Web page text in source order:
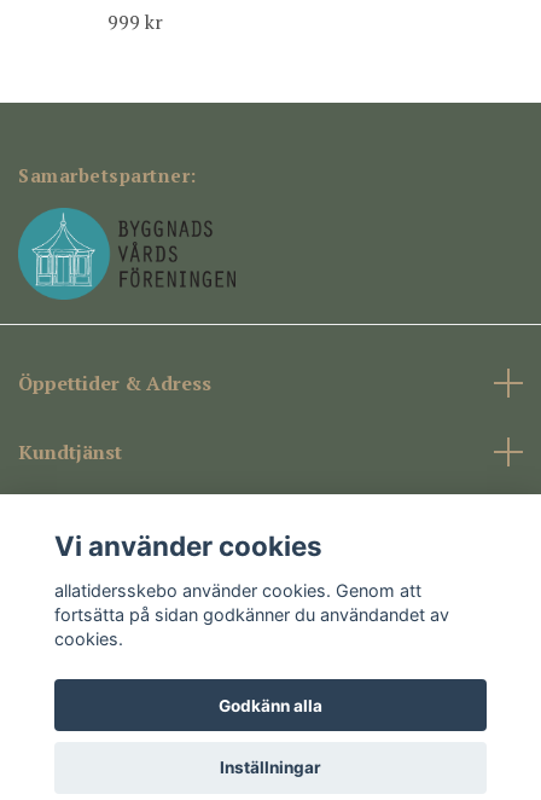
999 kr
Samarbetspartner:
Öppettider & Adress
Kundtjänst
Sociala medier
© 2026 allatidersskebo
Vi använder cookies
allatidersskebo använder cookies. Genom att
fortsätta på sidan godkänner du användandet av
cookies.
Godkänn alla
Inställningar